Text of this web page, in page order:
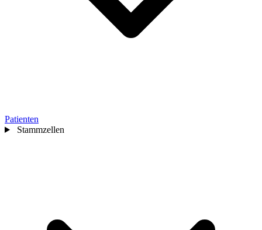
Patienten
Stammzellen